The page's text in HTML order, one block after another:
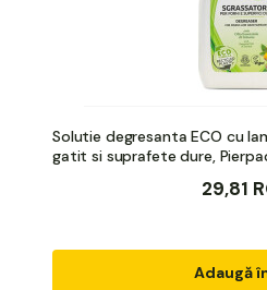
Solutie degresanta ECO cu
gatit si suprafete dure,
29,81
Adaugă